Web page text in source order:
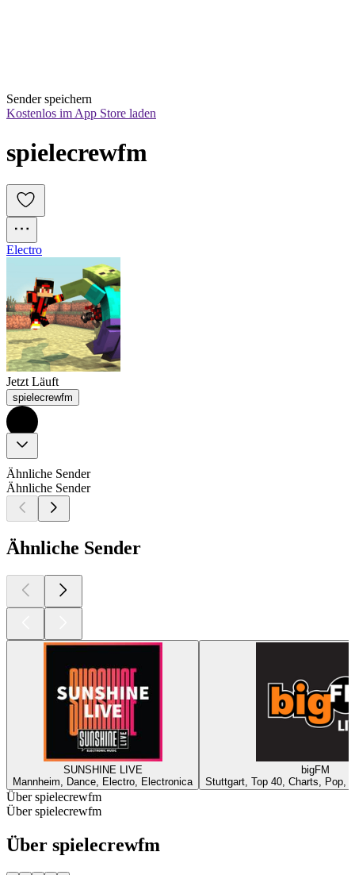
Sender speichern
Kostenlos im App Store laden
spielecrewfm
Electro
Jetzt Läuft
spielecrewfm
Ähnliche Sender
Ähnliche Sender
Ähnliche Sender
SUNSHINE LIVE
Mannheim, Dance, Electro, Electronica
bigFM
Stuttgart, Top 40, Charts, Pop,
Über spielecrewfm
Über spielecrewfm
Über spielecrewfm